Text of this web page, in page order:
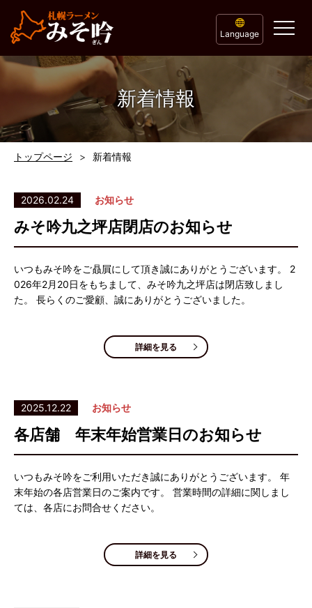
Language
新着情報
トップページ 新着情報
2026.02.24 お知らせ
みそ吟九之坪店閉店のお知らせ
いつもみそ吟をご贔屓にして頂き誠にありがとうございます。 2
026年2月20日をもちまして、みそ吟九之坪店は閉店致しまし
た。 長らくのご愛顧、誠にありがとうございました。
詳細を見る
2025.12.22 お知らせ
各店舗 年末年始営業日のお知らせ
いつもみそ吟をご利用いただき誠にありがとうございます。 年
末年始の各店営業日のご案内です。 営業時間の詳細に関しまし
ては、各店にお問合せください。
詳細を見る